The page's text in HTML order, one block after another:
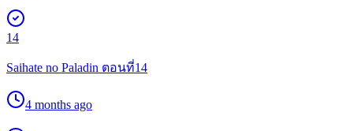
14
Saihate no Paladin ตอนที่14
4 months ago